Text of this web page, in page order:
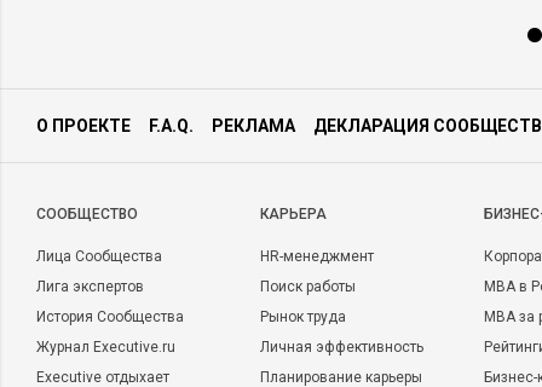
О ПРОЕКТЕ F.A.Q. РЕКЛАМА ДЕКЛАРАЦИЯ
CООБЩЕСТВО
Лица Сообщества
Лига экспертов
История Сообщества
Журнал Executive.ru
Executive отдыхает
КАРЬЕРА
HR-менеджмент
Поиск работы
Рынок труда
Личная эффективность
Планирование карьеры
MBA в
MBA
Бизнес-